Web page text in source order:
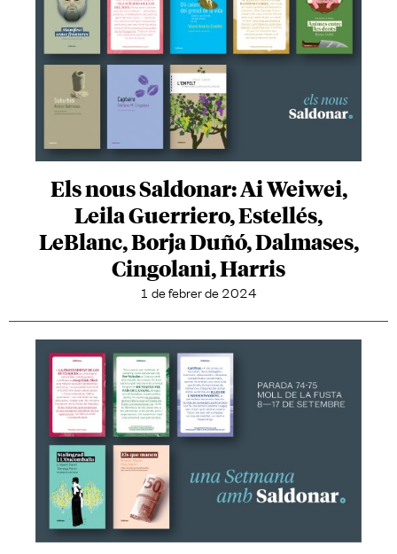
Els nous Saldonar: Ai Weiwei,
Leila Guerriero, Estellés,
LeBlanc, Borja Duñó, Dalmases,
Cingolani, Harris
1 de febrer de 2024